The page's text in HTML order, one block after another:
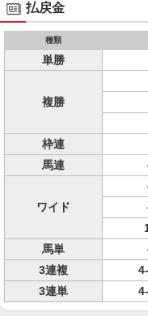
払戻金
種類
単勝
複勝
枠連
馬連
ワイド
馬単
3連複
3連単